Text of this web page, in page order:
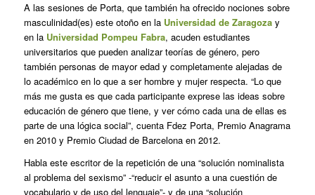
A las sesiones de Porta, que también ha ofrecido nociones sobre
masculinidad(es) este otoño en laUniversidad de Zaragozay
en la Universidad Pompeu Fabra, acuden estudiantes
universitarios que pueden analizar teorías de género, pero
también personas de mayor edad y completamente alejadas de
lo académico en lo que a ser hombre y mujer respecta. “Lo que
más me gusta es que cada participante exprese las ideas sobre
educación de género que tiene, y ver cómo cada una de ellas es
parte de una lógica social”, cuenta Fdez Porta, Premio Anagrama
en 2010 y Premio Ciudad de Barcelona en 2012.
Habla este escritor de la repetición de una “solución nominalista
al problema del sexismo” -“reducir el asunto a una cuestión de
vocabulario y de uso del lenguaje”- y de una “solución